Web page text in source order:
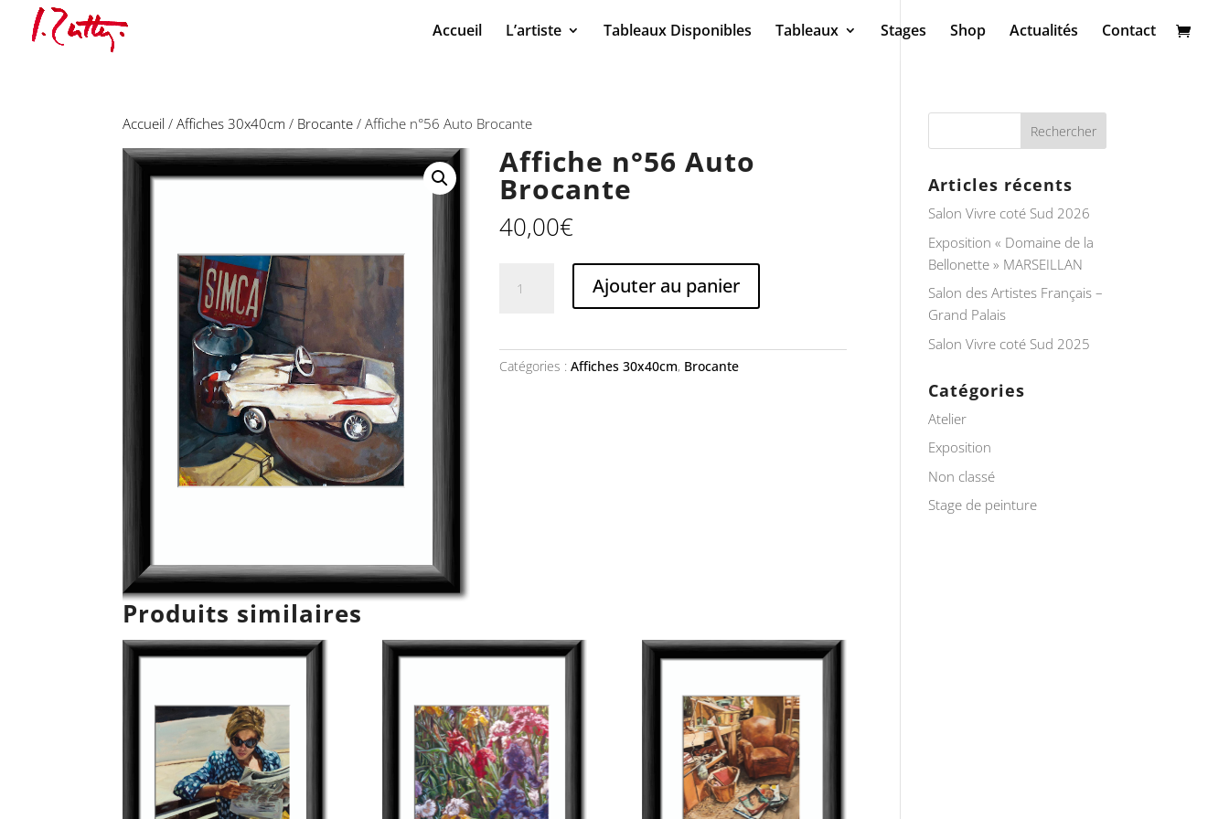
Accueil L’artiste Tableaux Disponibles Tableaux Stages Shop Actualités Contact
Accueil /Affiches 30x40cm / Brocante / Affiche n°56 Auto Brocante
Affiche n°56 Auto
Brocante
40,00€
Auto
Ajouter au panier
Catégories :Affiches 30x40cm, Brocante
Produits similaires
Articles récents
Salon Vivre coté Sud 2026
Exposition « Domaine de la
Bellonette » MARSEILLAN
Salon des Artistes Français –
Grand Palais
Salon Vivre coté Sud 2025
Catégories
Atelier
Exposition
Non classé
Stage de peinture